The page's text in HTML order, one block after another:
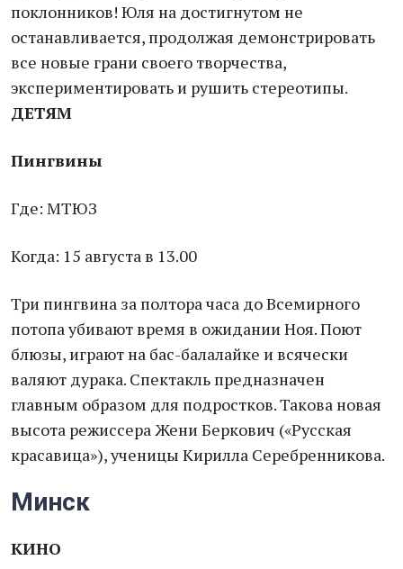
поклонников! Юля на достигнутом не
останавливается, продолжая демонстрировать
все новые грани своего творчества,
экспериментировать и рушить стереотипы.
ДЕТЯМ
Пингвины
Где: МТЮЗ
Когда: 15 августа в 13.00
Три пингвина за полтора часа до Всемирного
потопа убивают время в ожидании Ноя. Поют
блюзы, играют на бас-балалайке и всячески
валяют дурака. Спектакль предназначен
главным образом для подростков. Такова новая
высота режиссера Жени Беркович («Русская
красавица»), ученицы Кирилла Серебренникова.
Минск
КИНО